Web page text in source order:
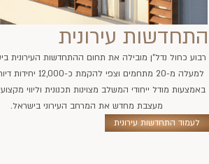
התחדשות עירונית
רבוע כחול נדל"ן מובילה את תחום ההתחדשות העירונית
למעלה מ-20 מתחמים וצפי
באמצעות מודל ייחודי המשלב מצוינות תכנונית וליווי
מעצבת מחדש את המרחב העירוני בישראל.
לעמוד התחדשות עירונית